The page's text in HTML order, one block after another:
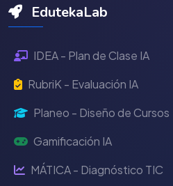
EdutekaLab
IDEA - Plan de Clase IA
RubriK - Evaluación IA
Planeo - Diseño de Cursos
Gamificación IA
MÁTICA - Diagnóstico TIC